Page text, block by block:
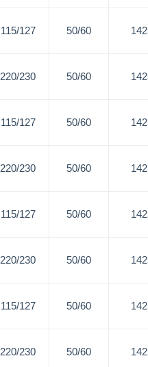
115/127 50/60
220/230 50/60
115/127 50/60
220/230 50/60
115/127 50/60
220/230 50/60
115/127 50/60
220/230 50/60